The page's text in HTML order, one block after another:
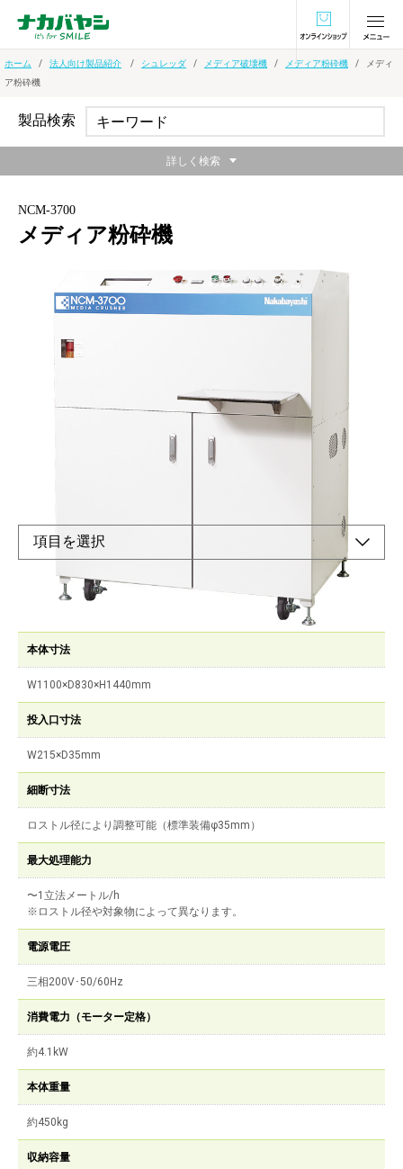
オンラインショ
ホーム 法人向け製品紹介 シュレッダ メディア破壊機 メディア粉砕機
メディ
ア粉砕機
NCM-3700
メディア粉砕機
1台で多様なメディア・基板に対応！常識を超えた
マルチメディア粉砕機。
衝撃式粉砕とせん断式粉砕の長所を併せ持つため、硬いものから
仕様
本体寸法
W1100×D830×H1440mm
投入口寸法
W215×D35mm
細断寸法
ロストル径により調整可能（標準装備φ35mm）
最大処理能力
〜1立法メートル/h
※ロストル径や対象物によって異なります。
電源電圧
三相200V･50/60Hz
消費電力（モーター定格）
約4.1kW
本体重量
約450kg
収納容量
製品検索
詳しく検索